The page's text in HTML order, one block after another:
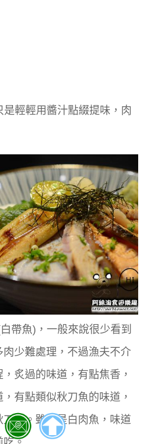
是輕輕用醬汁點綴提味，肉
帶魚)，一般來說很少看到
少難處理，不過漁夫不介
炙過的味道，有點焦香，
有點類似秋刀魚的味道，
魚。雖然是白肉魚，味道